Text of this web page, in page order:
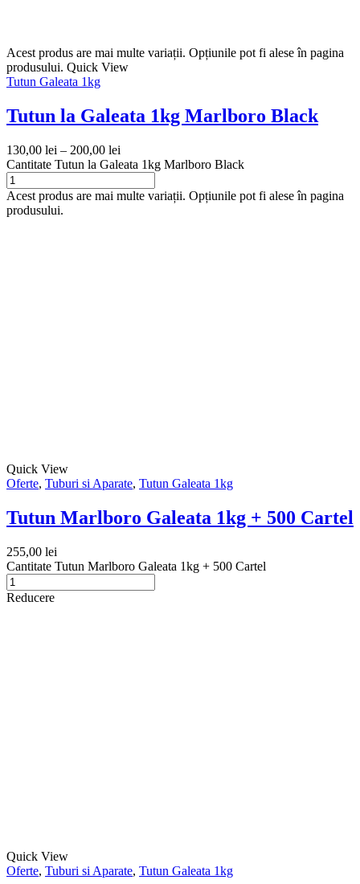
Acest produs are mai multe variații. Opțiunile pot fi alese în pagina
produsului. Quick View
Tutun Galeata 1kg
Tutun la Galeata 1kg Marlboro Black
130,00 lei – 200,00 lei
Cantitate Tutun la Galeata 1kg Marlboro Black
Acest produs are mai multe variații. Opțiunile pot fi alese în pagina
produsului.
Quick View
Oferte, Tuburi si Aparate, Tutun Galeata 1kg
Tutun Marlboro Galeata 1kg + 500 Cartel
255,00 lei
Cantitate Tutun Marlboro Galeata 1kg + 500 Cartel
Reducere
Quick View
Oferte, Tuburi si Aparate, Tutun Galeata 1kg